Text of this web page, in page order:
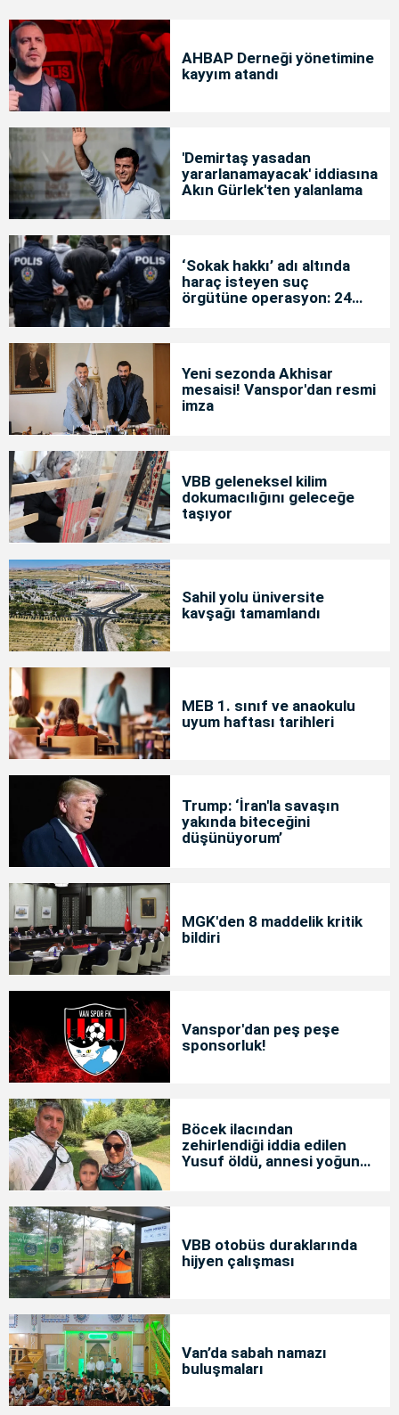
AHBAP Derneği yönetimine
kayyım atandı
'Demirtaş yasadan
yararlanamayacak' iddiasına
Akın Gürlek'ten yalanlama
‘Sokak hakkı’ adı altında
haraç isteyen suç
örgütüne operasyon: 24
Yeni sezonda Akhisar
mesaisi! Vanspor'dan resmi
imza
VBB geleneksel kilim
dokumacılığını geleceğe
taşıyor
Sahil yolu üniversite
kavşağı tamamlandı
MEB 1. sınıf ve anaokulu
uyum haftası tarihleri
Trump: ‘İran'la savaşın
yakında biteceğini
düşünüyorum’
MGK'den 8 maddelik kritik
bildiri
Vanspor'dan peş peşe
sponsorluk!
Böcek ilacından
zehirlendiği iddia edilen
Yusuf öldü, annesi yoğun
VBB otobüs duraklarında
hijyen çalışması
Van’da sabah namazı
buluşmaları